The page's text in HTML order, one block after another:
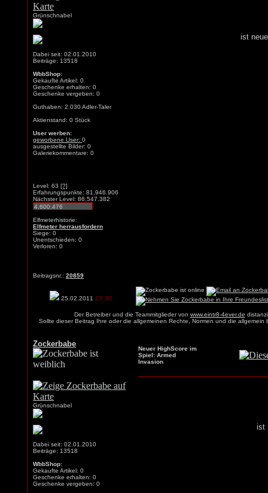
Grünschnabel
Dabei seit: 02.01.2010
Beiträge: 13518
WbbShop:
Gekaufte Artikel: 0
Geschenke erhalten: 0
Geschenke vergeben: 0
Guthaben: 2.030 Adler-Taler
Aktienstand: 0 Stück
User werben:
geworbene User: 0
ausgestellte Bilder: 0
Galeriekommentare: 0
Level: 63 [?]
Erfahrungspunkte: 81.946.906
Nächster Level: 86.547.382
Elfmeterhistorie:
Elfmeter herrausfordern
Siege: 0
Unentschieden: 0
Verloren: 0
Beitragsnr.: 20859
ist
25.02.2011 23:30
Der Betreiber und die Teammitglieder von www.eintr8-4ever.de
Sollte dieser Beitrag Ihre oder die allgemeinen Rechte, Normen und die
Zockerbabe
Grünschnabel
Dabei seit: 02.01.2010
Beiträge: 13518
WbbShop:
Gekaufte Artikel: 0
Geschenke erhalten: 0
Geschenke vergeben: 0
Neuer HighScore im
Spiel: Armed
Invasion
ist